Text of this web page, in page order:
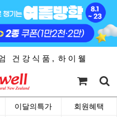
건 강 식 품 , 하 이 웰
이달의특가 회원혜택